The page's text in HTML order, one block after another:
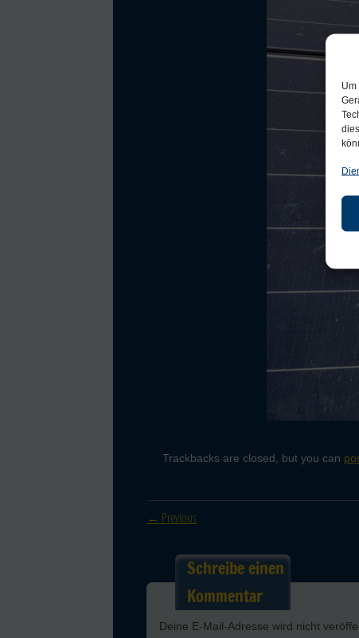
Trackbacks are closed, but you can
← Previous
Schreibe einen
Kommentar
Deine E-Mail-Adresse wird nicht